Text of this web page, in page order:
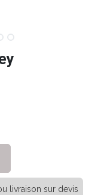
livraison sur devis